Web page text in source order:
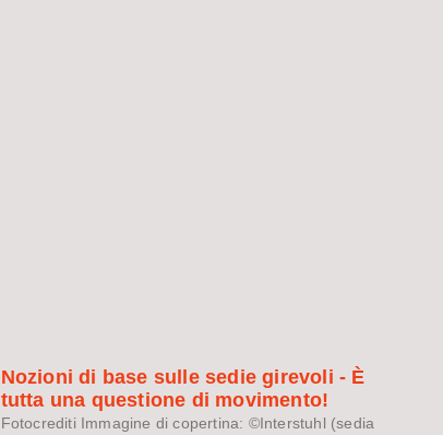
Nozioni di base sulle sedie girevoli - È
tutta una questione di movimento!
Fotocrediti Immagine di copertina: ©Interstuhl (sedia